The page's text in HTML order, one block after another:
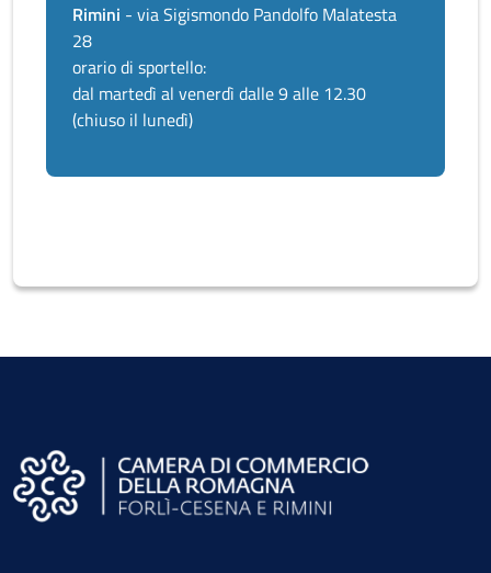
Rimini - via Sigismondo Pandolfo Malatesta
28
orario di sportello:
dal martedì al venerdì dalle 9 alle 12.30
(chiuso il lunedì)